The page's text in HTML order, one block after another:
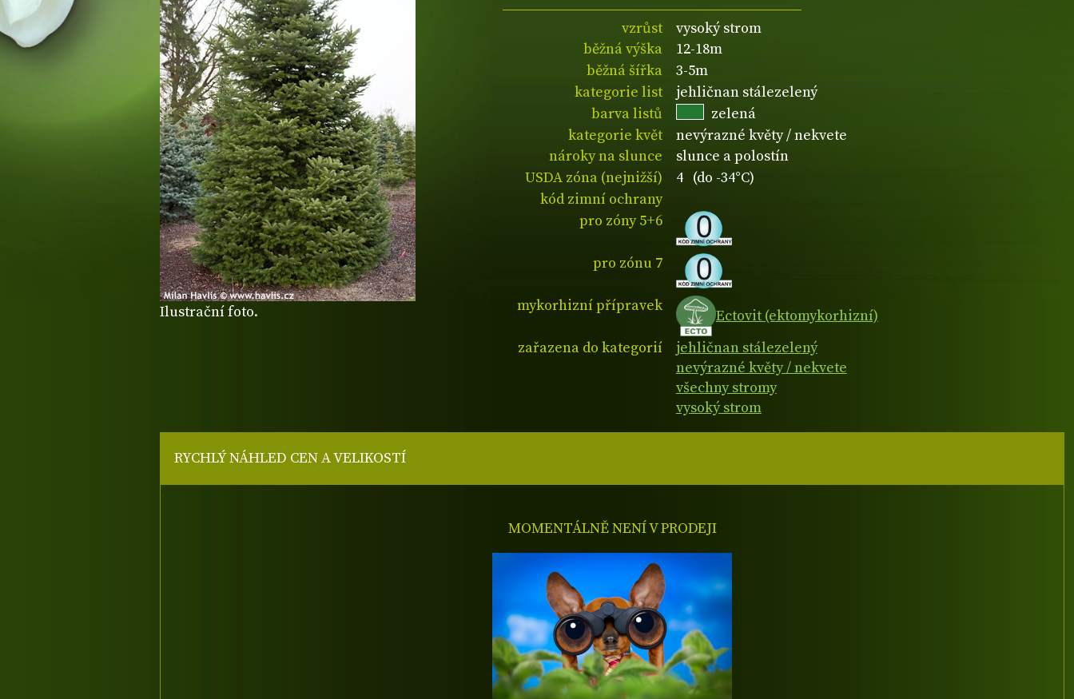
Ilustrační foto.
vzrůst
vysoký strom
běžná výška
12-18m
běžná šířka
3-5m
kategorie list
jehličnan stálezelený
barva listů
zelená
kategorie květ
nevýrazné květy / nekvete
nároky na slunce
slunce a polostín
USDA zóna (nejnižší)
4 (do -34°C)
kód zimní ochrany
pro zóny 5+6
pro zónu 7
mykorhizní přípravek
Ectovit (ektomykorhizní)
zařazena do kategorií
jehličnan stálezelený
nevýrazné květy / nekvete
všechny stromy
vysoký strom
RYCHLÝ NÁHLED CEN A VELIKOSTÍ
MOMENTÁLNĚ NENÍ V PRODEJI